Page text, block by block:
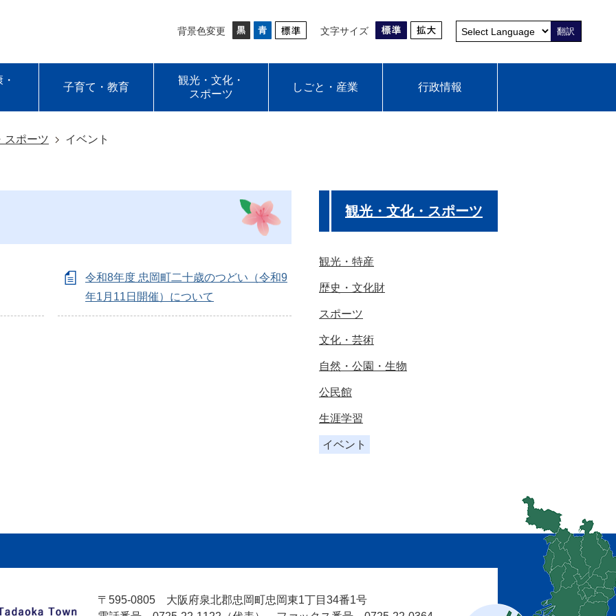
背景色変更 文字サイズ 翻訳
子育て・教育
観光・文化・
スポーツ
しごと・産業 行政情報
スポーツ イベント
令和8年度 忠岡町二十歳のつどい（令和9
年1月11日開催）について
観光・文化・スポーツ
観光・特産
歴史・文化財
スポーツ
文化・芸術
自然・公園・生物
公民館
生涯学習
イベント
〒595-0805 大阪府泉北郡忠岡町忠岡東1丁目34番1号